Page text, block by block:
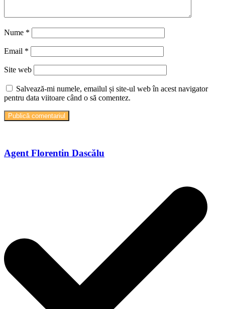
Nume *
Email *
Site web
Salvează-mi numele, emailul și site-ul web în acest navigator
pentru data viitoare când o să comentez.
Agent Florentin Dascălu